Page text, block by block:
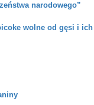
narodowego”
wolne od gęsi i